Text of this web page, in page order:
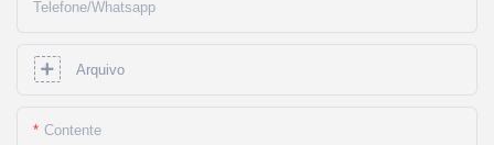
Telefone/whatsapp
Arquivo
Contente